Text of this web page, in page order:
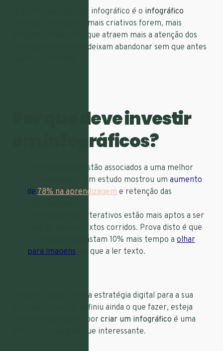
O melhor exemplo de infográfico é o infográfico
, mas quanto mais criativos forem, mais
eficazes serão, visto que atraem mais a atenção dos
utilizadores e não os deixam abandonar sem que antes
Por que deve investir
em infográficos?
Os infográficos estão associados a uma melhor
aprendizagem. Um estudo mostrou um aumento
de 78% na aprendizagem e retenção das
Os infográficos interativos estão mais aptos a ser
lidos do que os textos corridos. Prova disto é que
os utilizadores gastam 10% mais tempo a olhar
para imagens , do que a ler texto.
Se quer investir numa estratégia digital para a sua
empresa, mas não definiu ainda o que fazer, esteja
ciente de que optar por criar um infográfico é uma
alternativa mais do que interessante.